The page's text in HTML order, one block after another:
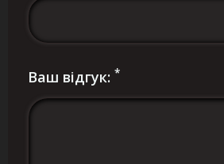
Ваш відгук: *